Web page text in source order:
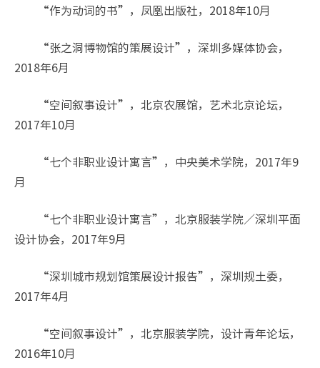
“作为动词的书”，凤凰出版社，2018年10月
“张之洞博物馆的策展设计”，深圳多媒体协会，
2018年6月
“空间叙事设计”，北京农展馆，艺术北京论坛，
2017年10月
“七个非职业设计寓言”，中央美术学院，2017年9
月
“七个非职业设计寓言”，北京服装学院／深圳平面
设计协会，2017年9月
“深圳城市规划馆策展设计报告”，深圳规土委，
2017年4月
“空间叙事设计”，北京服装学院，设计青年论坛，
2016年10月